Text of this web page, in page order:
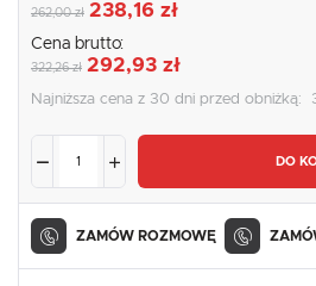
262,00 zł 238,16 zł
Cena brutto:
322,26 zł 292,93 zł
Najniższa cena z 30 dni przed obniżką:
DO
ZAMÓW ROZMOWĘ